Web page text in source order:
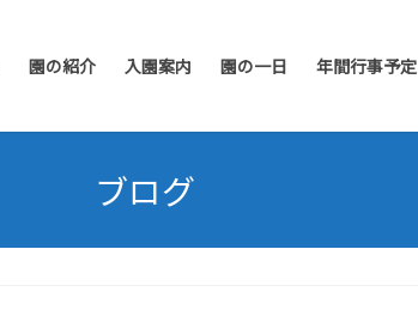
園の紹介 入園案内 園の一日 年間行事予定
ブログ